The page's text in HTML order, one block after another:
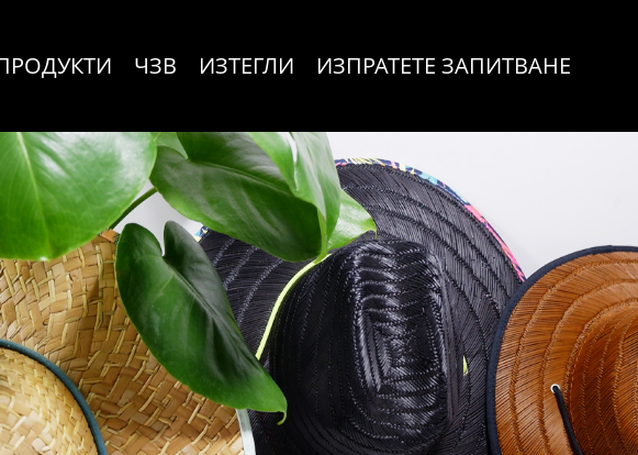
ЧЗВ ИЗТЕГЛИ ИЗПРАТЕТЕ ЗАПИТВАНЕ